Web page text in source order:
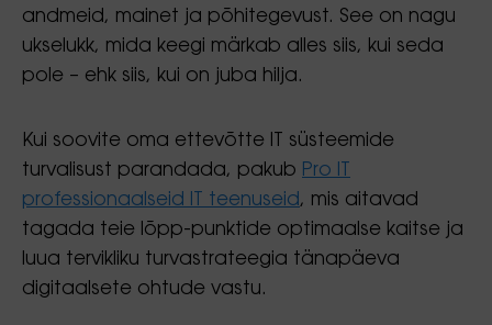
andmeid, mainet ja põhitegevust. See on nagu
ukselukk, mida keegi märkab alles siis, kui seda
pole – ehk siis, kui on juba hilja.
Kui soovite oma ettevõtte IT süsteemide
turvalisust parandada, pakub Pro IT
professionaalseid IT teenuseid, mis aitavad
tagada teie lõpp-punktide optimaalse kaitse ja
luua tervikliku turvastrateegia tänapäeva
digitaalsete ohtude vastu.